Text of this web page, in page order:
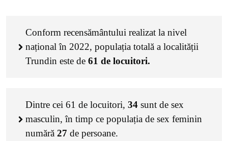
Conform recensământului realizat la nivel
național în 2022, populația totală a localității
Trundin este de 61 de locuitori.
Dintre cei 61 de locuitori, 34 sunt de sex
masculin, în timp ce populația de sex feminin
numără 27 de persoane.